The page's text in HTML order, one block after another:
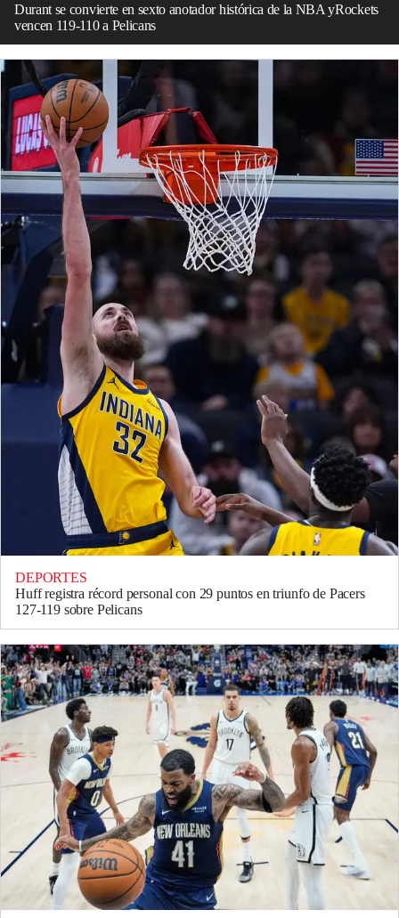
Durant se convierte en sexto anotador histórica de la NBA yRockets
vencen 119-110 a Pelicans
DEPORTES
Huff registra récord personal con 29 puntos en triunfo de Pacers
127-119 sobre Pelicans